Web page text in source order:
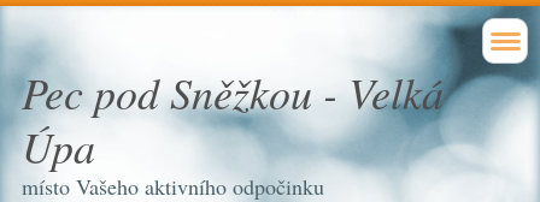
Pec pod Sněžkou - Velká
Úpa
místo Vašeho aktivního odpočinku